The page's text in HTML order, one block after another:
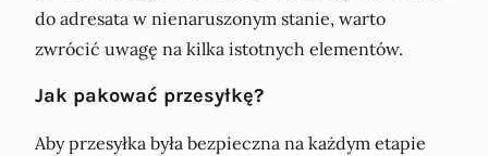
do adresata w nienaruszonym stanie, warto
zwrócić uwagę na kilka istotnych elementów.
Jak pakować przesyłkę?
Aby przesyłka była bezpieczna na każdym etapie